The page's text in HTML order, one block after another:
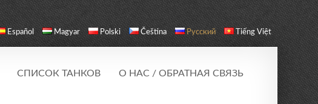
Español Magyar Polski Čeština Русский Tiếng Việt
СПИСОК ТАНКОВ О НАС / ОБРАТНАЯ СВЯЗЬ